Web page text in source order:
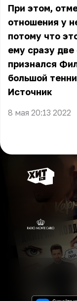
При этом,
отношения у
потому что
ему сразу
признался
большой
Источник
8 мая 20:13 2022